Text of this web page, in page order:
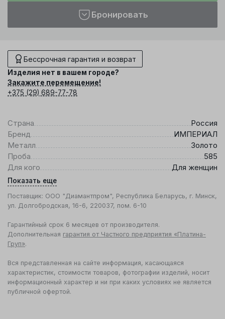
Бронировать
Бессрочная гарантия и возврат
Изделия нет в вашем городе?
Закажите перемещение!
+375 (29) 689-77-78
Страна
Россия
Бренд
ИМПЕРИАЛ
Металл
Золото
Проба
585
Для кого
Для женщин
Показать еще
Поставщик: ООО "Диамантпром", Республика Беларусь, г. Минск,
ул. Долгобродская, 16-6, 220037, пом. 6-10
Гарантийный срок 6 месяцев от производителя.
Дополнительная гарантия от Частного предприятия «Платина-
Груп».
Вся представленная на сайте информация, касающаяся
характеристик, стоимости товаров, фотографии изделий, носит
информационный характер и ни при каких условиях не является
публичной офертой.